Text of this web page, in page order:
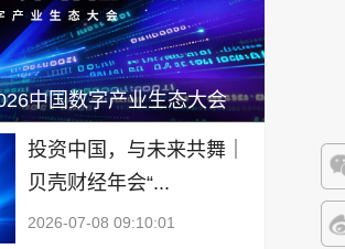
微
中国数字产业生态大会
投资中国，与未来共舞｜
贝壳财经年会“...
2026-07-08 09:10:01